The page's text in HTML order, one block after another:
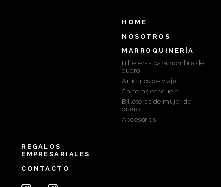
HOME
NOSOTROS
MARROQUINERÍA
Billeteras para hombre de
cuero
Artículos de viaje
Carteras ecocuero
Billeteras de mujer de
cuero
Accesorios
REGALOS
EMPRESARIALES
CONTACTO